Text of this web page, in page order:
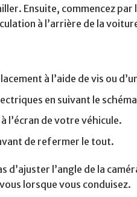
Ensuite, commencez
à l’arrière de la
à l’aide de vis ou
en suivant le
l’écran de votre véhicule.
de refermer le tout.
d’ajuster l’angle de la
lorsque vous conduisez.